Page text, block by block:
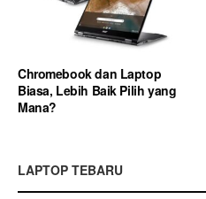
Chromebook dan Laptop
Biasa, Lebih Baik Pilih yang
Mana?
LAPTOP TEBARU